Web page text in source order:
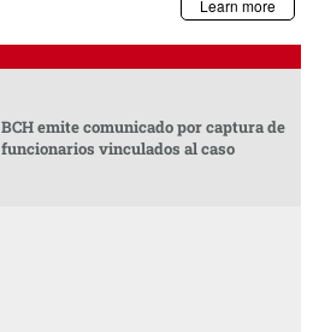
BCH emite comunicado por captura de
funcionarios vinculados al caso